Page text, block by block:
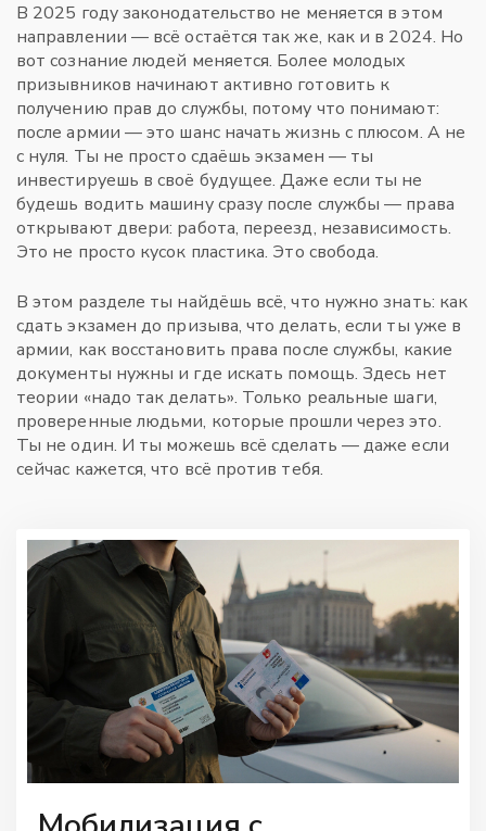
В 2025 году законодательство не меняется в этом
направлении — всё остаётся так же, как и в 2024. Но
вот сознание людей меняется. Более молодых
призывников начинают активно готовить к
получению прав до службы, потому что понимают:
после армии — это шанс начать жизнь с плюсом. А не
с нуля. Ты не просто сдаёшь экзамен — ты
инвестируешь в своё будущее. Даже если ты не
будешь водить машину сразу после службы — права
открывают двери: работа, переезд, независимость.
Это не просто кусок пластика. Это свобода.
В этом разделе ты найдёшь всё, что нужно знать: как
сдать экзамен до призыва, что делать, если ты уже в
армии, как восстановить права после службы, какие
документы нужны и где искать помощь. Здесь нет
теории «надо так делать». Только реальные шаги,
проверенные людьми, которые прошли через это.
Ты не один. И ты можешь всё сделать — даже если
сейчас кажется, что всё против тебя.